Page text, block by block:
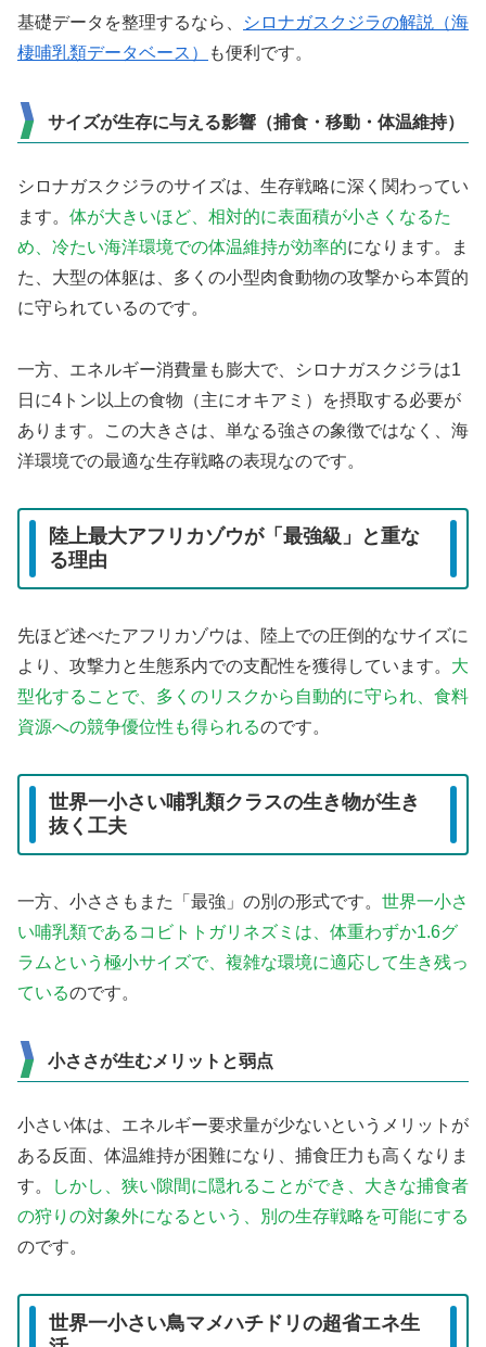
基礎データを整理するなら、
シロナガスクジラの解説（海
棲哺乳類データベース）
も便利です。
サイズが生存に与える影響（捕食・移動・体温維持）
シロナガスクジラのサイズは、生存戦略に深く関わってい
ます。 体が大きいほど、相対的に表面積が小さくなるた
め、冷たい海洋環境での体温維持が効率的になります。ま
た、大型の体躯は、多くの小型肉食動物の攻撃から本質的
に守られているのです。
一方、エネルギー消費量も膨大で、シロナガスクジラは1
日に4トン以上の食物（主にオキアミ）を摂取する必要が
あります。この大きさは、単なる強さの象徴ではなく、海
洋環境での最適な生存戦略の表現なのです。
陸上最大アフリカゾウが「最強級」と重な
る理由
先ほど述べたアフリカゾウは、陸上での圧倒的なサイズに
より、攻撃力と生態系内での支配性を獲得しています。 大
型化することで、多くのリスクから自動的に守られ、食料
資源への競争優位性も得られるのです。
世界一小さい哺乳類クラスの生き物が生き
抜く工夫
一方、小ささもまた「最強」の別の形式です。 世界一小さ
い哺乳類であるコビトトガリネズミは、体重わずか1.6グ
ラムという極小サイズで、複雑な環境に適応して生き残っ
ているのです。
小ささが生むメリットと弱点
小さい体は、エネルギー要求量が少ないというメリットが
ある反面、体温維持が困難になり、捕食圧力も高くなりま
す。
しかし、狭い隙間に隠れることができ、大きな捕食者
の狩りの対象外になるという、別の生存戦略を可能にする
のです。
世界一小さい鳥マメハチドリの超省エネ生